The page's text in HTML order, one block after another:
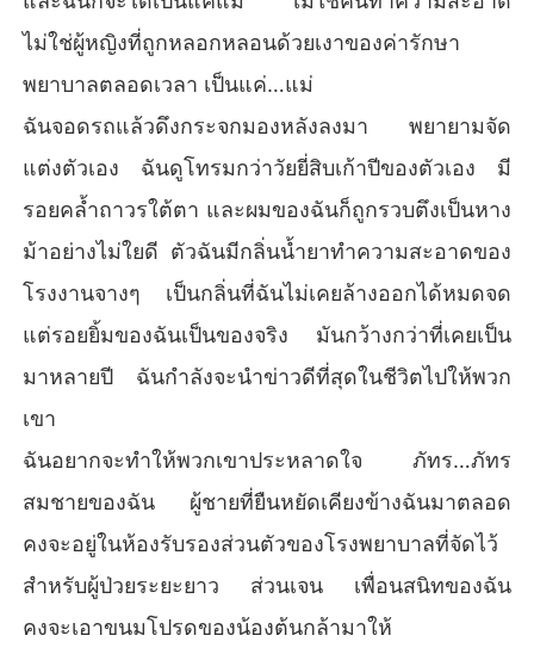
ไม่ใช่ผู้หญิงที่ถูกหลอกหลอนด้วยเงาของค่ารักษา
พยาบาลตลอดเวลา เป็นแค่…แม่
ฉันจอดรถแล้วดึงกระจกมองหลังลงมา พยายามจัด
แต่งตัวเอง ฉันดูโทรมกว่าวัยยี่สิบเก้าปีของตัวเอง มี
รอยคล้ำถาวรใต้ตา และผมของฉันก็ถูกรวบตึงเป็นหาง
ม้าอย่างไม่ใยดี ตัวฉันมีกลิ่นน้ำยาทำความสะอาดของ
โรงงานจางๆ เป็นกลิ่นที่ฉันไม่เคยล้างออกได้หมดจด
แต่รอยยิ้มของฉันเป็นของจริง มันกว้างกว่าที่เคยเป็น
มาหลายปี ฉันกำลังจะนำข่าวดีที่สุดในชีวิตไปให้พวก
เขา
ฉันอยากจะทำให้พวกเขาประหลาดใจ ภัทร…ภัทร
สมชายของฉัน ผู้ชายที่ยืนหยัดเคียงข้างฉันมาตลอด
คงจะอยู่ในห้องรับรองส่วนตัวของโรงพยาบาลที่จัดไว้
สำหรับผู้ป่วยระยะยาว ส่วนเจน เพื่อนสนิทของฉัน
คงจะเอาขนมโปรดของน้องต้นกล้ามาให้